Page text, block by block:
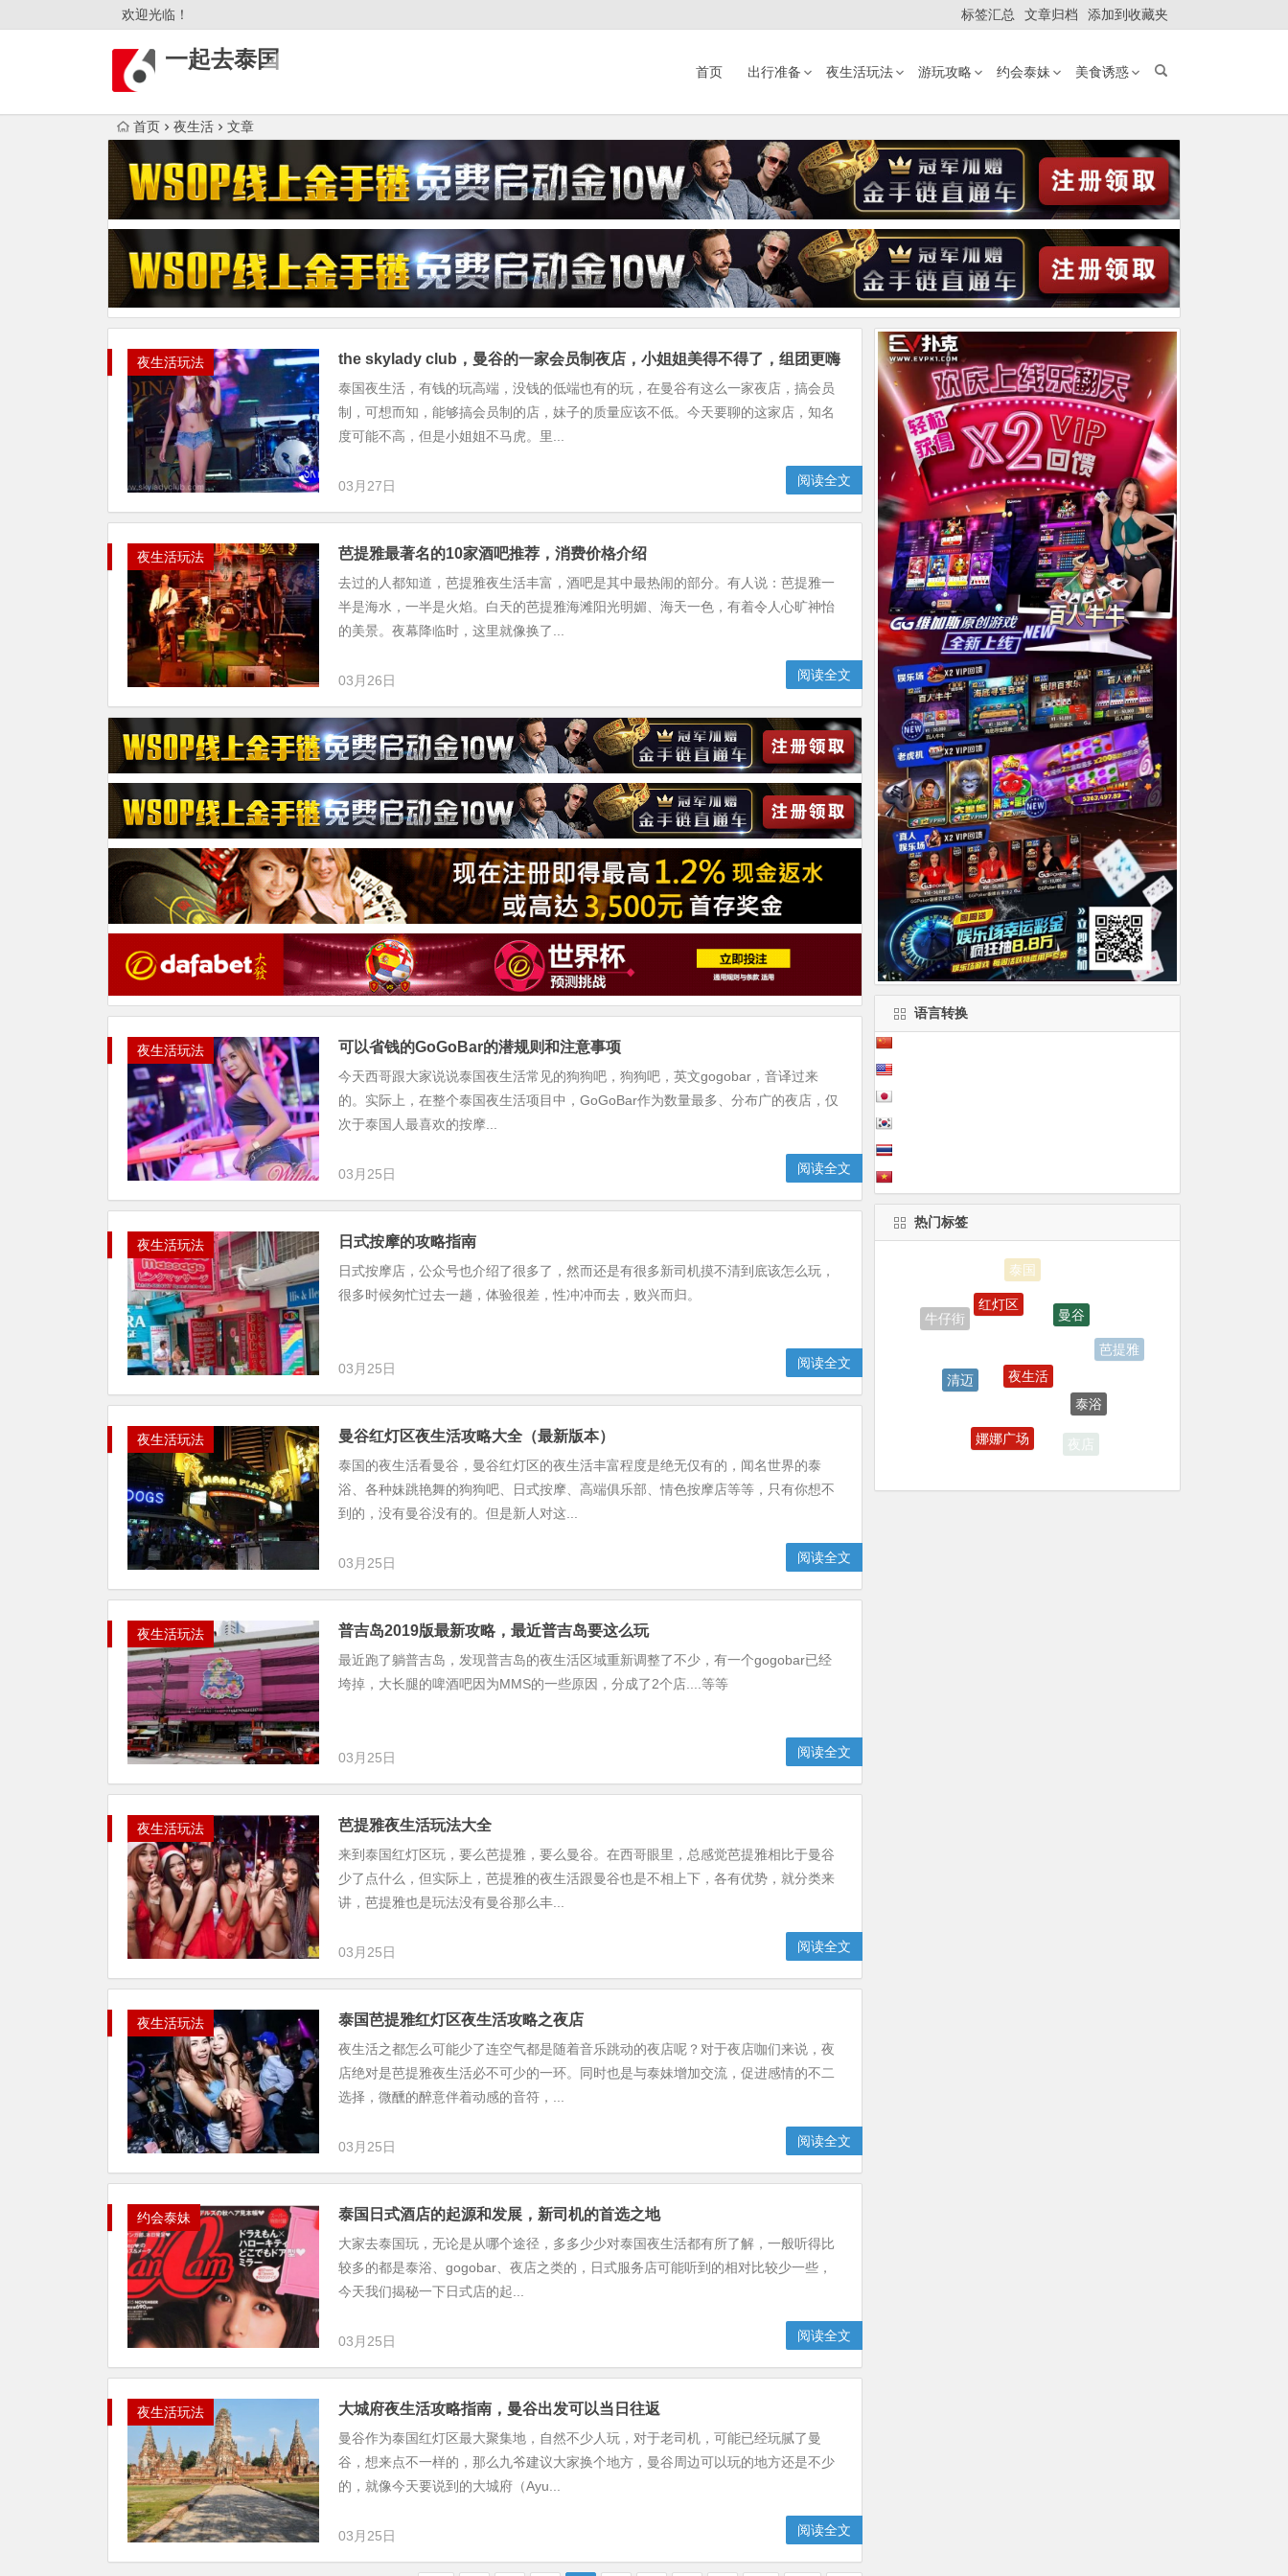
欢迎光临！ 标签汇总 文章归档 添加到收藏夹
一起去泰国 首页 出行准备 夜生活玩法 游玩攻略 约会泰妹 美食诱惑
首页 夜生活 文章
夜生活玩法 the skylady club，曼谷的一家会员制夜店，小姐姐美得不得了，组团更嗨
泰国夜生活，有钱的玩高端，没钱的低端也有的玩，在曼谷有这么一家夜店，搞会员
制，可想而知，能够搞会员制的店，妹子的质量应该不低。今天要聊的这家店，知名
度可能不高，但是小姐姐不马虎。里...
03月27日 阅读全文
夜生活玩法 芭提雅最著名的10家酒吧推荐，消费价格介绍
去过的人都知道，芭提雅夜生活丰富，酒吧是其中最热闹的部分。有人说：芭提雅一
半是海水，一半是火焰。白天的芭提雅海滩阳光明媚、海天一色，有着令人心旷神怡
的美景。夜幕降临时，这里就像换了...
03月26日 阅读全文
夜生活玩法 可以省钱的GoGoBar的潜规则和注意事项
今天西哥跟大家说说泰国夜生活常见的狗狗吧，狗狗吧，英文gogobar，音译过来
的。实际上，在整个泰国夜生活项目中，GoGoBar作为数量最多、分布广的夜店，仅
次于泰国人最喜欢的按摩...
03月25日 阅读全文
夜生活玩法 日式按摩的攻略指南
日式按摩店，公众号也介绍了很多了，然而还是有很多新司机摸不清到底该怎么玩，
很多时候匆忙过去一趟，体验很差，性冲冲而去，败兴而归。
03月25日 阅读全文
夜生活玩法 曼谷红灯区夜生活攻略大全（最新版本）
泰国的夜生活看曼谷，曼谷红灯区的夜生活丰富程度是绝无仅有的，闻名世界的泰
浴、各种妹跳艳舞的狗狗吧、日式按摩、高端俱乐部、情色按摩店等等，只有你想不
到的，没有曼谷没有的。但是新人对这...
03月25日 阅读全文
夜生活玩法 普吉岛2019版最新攻略，最近普吉岛要这么玩
最近跑了躺普吉岛，发现普吉岛的夜生活区域重新调整了不少，有一个gogobar已经
垮掉，大长腿的啤酒吧因为MMS的一些原因，分成了2个店....等等
03月25日 阅读全文
夜生活玩法 芭提雅夜生活玩法大全
来到泰国红灯区玩，要么芭提雅，要么曼谷。在西哥眼里，总感觉芭提雅相比于曼谷
少了点什么，但实际上，芭提雅的夜生活跟曼谷也是不相上下，各有优势，就分类来
讲，芭提雅也是玩法没有曼谷那么丰...
03月25日 阅读全文
夜生活玩法 泰国芭提雅红灯区夜生活攻略之夜店
夜生活之都怎么可能少了连空气都是随着音乐跳动的夜店呢？对于夜店咖们来说，夜
店绝对是芭提雅夜生活必不可少的一环。同时也是与泰妹增加交流，促进感情的不二
选择，微醺的醉意伴着动感的音符，...
03月25日 阅读全文
约会泰妹 泰国日式酒店的起源和发展，新司机的首选之地
大家去泰国玩，无论是从哪个途径，多多少少对泰国夜生活都有所了解，一般听得比
较多的都是泰浴、gogobar、夜店之类的，日式服务店可能听到的相对比较少一些，
今天我们揭秘一下日式店的起...
03月25日 阅读全文
夜生活玩法 大城府夜生活攻略指南，曼谷出发可以当日往返
曼谷作为泰国红灯区最大聚集地，自然不少人玩，对于老司机，可能已经玩腻了曼
谷，想来点不一样的，那么九爷建议大家换个地方，曼谷周边可以玩的地方还是不少
的，就像今天要说到的大城府（Ayu...
03月25日 阅读全文
语言转换
热门标签
红灯区
芭提雅
夜店
gogobar